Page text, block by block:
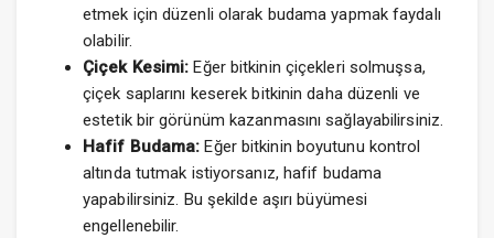
etmek için düzenli olarak budama yapmak faydalı
olabilir.
Çiçek Kesimi: Eğer bitkinin çiçekleri solmuşsa,
çiçek saplarını keserek bitkinin daha düzenli ve
estetik bir görünüm kazanmasını sağlayabilirsiniz.
Hafif Budama: Eğer bitkinin boyutunu kontrol
altında tutmak istiyorsanız, hafif budama
yapabilirsiniz. Bu şekilde aşırı büyümesi
engellenebilir.